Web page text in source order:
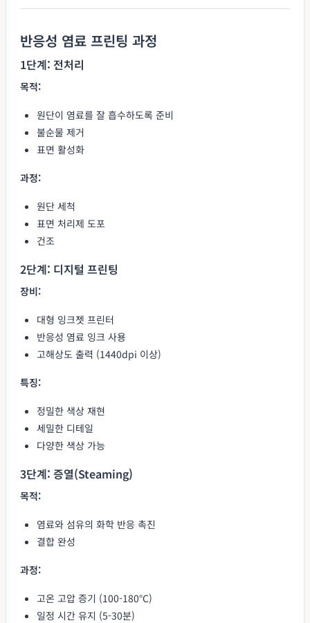
반응성 염료 프린팅 과정
1단계: 전처리
목적:
원단이 염료를 잘 흡수하도록 준비
불순물 제거
표면 활성화
과정:
원단 세척
표면 처리제 도포
건조
2단계: 디지털 프린팅
장비:
대형 잉크젯 프린터
반응성 염료 잉크 사용
고해상도 출력 (1440dpi 이상)
특징:
정밀한 색상 재현
세밀한 디테일
다양한 색상 가능
3단계: 증열(Steaming)
목적:
염료와 섬유의 화학 반응 촉진
결합 완성
과정:
고온 고압 증기 (100-180°C)
일정 시간 유지 (5-30분)